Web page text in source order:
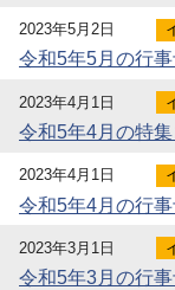
2023年5月2日
令和5年5月の行
2023年4月1日
令和5年4月の特
2023年4月1日
令和5年4月の行
2023年3月1日
令和5年3月の行